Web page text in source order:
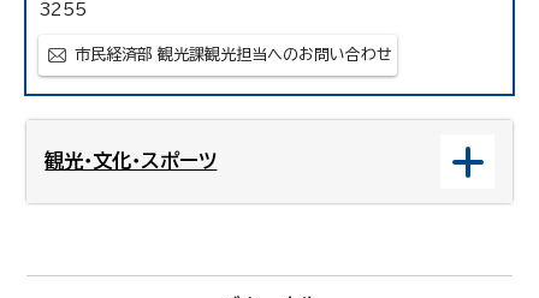
3255
市民経済部 観光課観光担当へのお問い合わせ
観光・文化・スポーツ